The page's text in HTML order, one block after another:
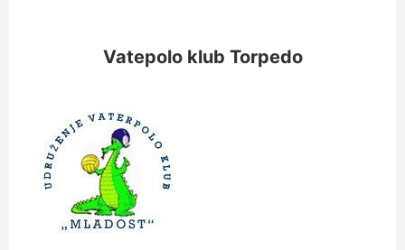
Vatepolo klub Torpedo